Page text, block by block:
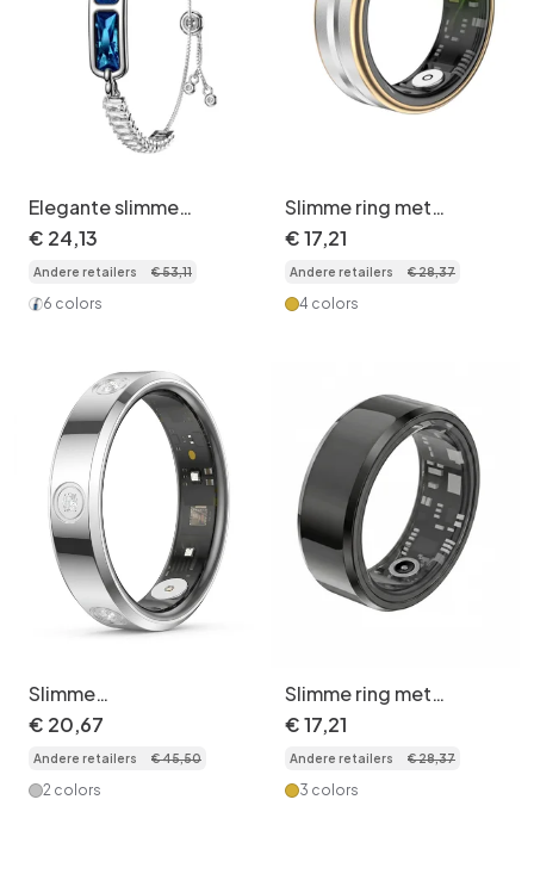
Elegante slimme
armband met
activiteitstracker en
gezondheidsmonitor.
€ 24,13
Andere retailers €53,11
6 colors
Slimme ring met
gezondheidstracker:
meet slaap, hartslag,
SpO2 en activiteit
€17,21
Andere retailers €28,37
4 colors
Slimme
gezondheidsring HR01
- Activiteitstracker en
slaapmonitor
€ 20,67
Andere retailers €45,50
2 colors
Slimme ring met
gezondheidstracker:
slaap, hartslag, SpO2,
activiteit en meer.
€17,21
Andere retailers €28,37
3 colors